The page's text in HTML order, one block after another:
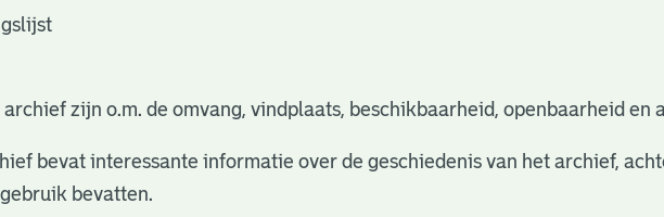
zijn o.m. de omvang, vindplaats, beschikbaarheid, openbaarheid en
bevat interessante informatie over de geschiedenis van het archief,
bevatten.